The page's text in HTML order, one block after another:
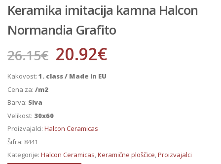
Keramika imitacija kamna Halcon
Normandia Grafito
26.15€ 20.92€
Kakovost: 1. class / Made in EU
Cena za: /m2
Barva: Siva
Velikost: 30x60
Proizvajalci: Halcon Ceramicas
Šifra: 8441
Kategorije: Halcon Ceramicas,Keramične ploščice,Proizvajalci